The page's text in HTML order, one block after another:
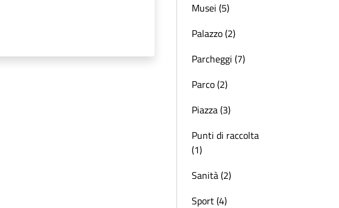
Musei (5)
Palazzo (2)
Parcheggi (7)
Parco (2)
Piazza (3)
Punti di raccolta
(1)
Sanità (2)
Sport (4)